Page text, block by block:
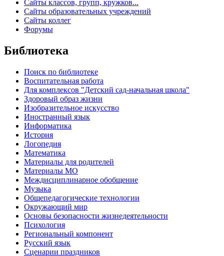
Сайты классов, групп, кружков...
Сайты образовательных учреждений
Сайты коллег
Форумы
Библиотека
Поиск по библиотеке
Воспитательная работа
Для комплексов "Детский сад-начальная школа"
Здоровый образ жизни
Изобразительное искусство
Иностранный язык
Информатика
История
Логопедия
Математика
Материалы для родителей
Материалы МО
Междисциплинарное обобщение
Музыка
Общепедагогические технологии
Окружающий мир
Основы безопасности жизнедеятельности
Психология
Региональный компонент
Русский язык
Сценарии праздников